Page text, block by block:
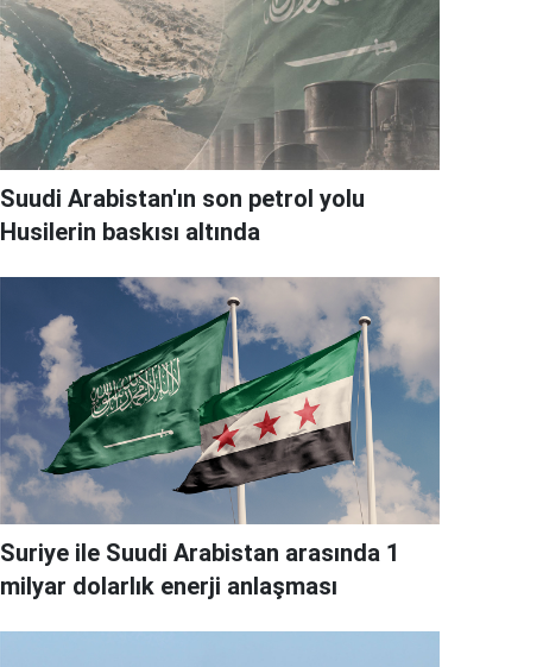
Suudi Arabistan'ın son petrol yolu
Husilerin baskısı altında
Suriye ile Suudi Arabistan arasında 1
milyar dolarlık enerji anlaşması